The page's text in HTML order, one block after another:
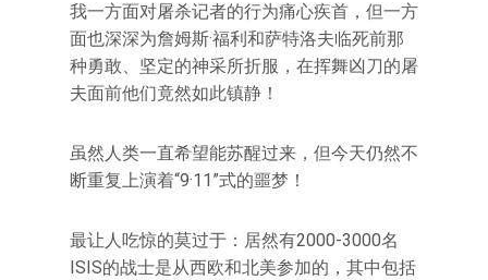
我一方面对屠杀记者的行为痛心疾首，但一方
面也深深为詹姆斯·福利和萨特洛夫临死前那
种勇敢、坚定的神采所折服，在挥舞凶刀的屠
夫面前他们竟然如此镇静！
虽然人类一直希望能苏醒过来，但今天仍然不
断重复上演着“9·11”式的噩梦！
最让人吃惊的莫过于：居然有2000-3000名
ISIS的战士是从西欧和北美参加的，其中包括